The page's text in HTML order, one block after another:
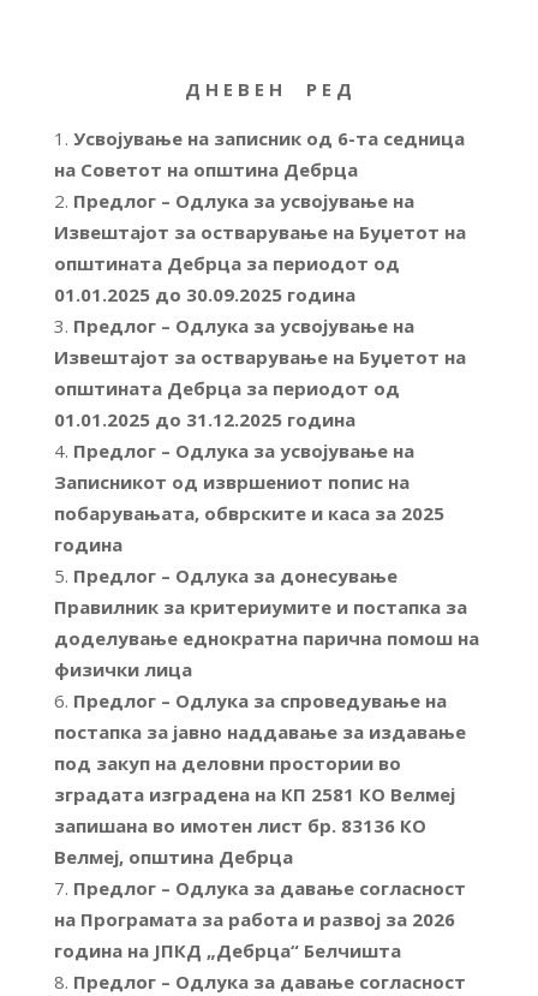
Д Н Е В Е Н Р Е Д
Усвојување на записник од 6-та седница
на Советот на општина Дебрца
Предлог – Одлука за усвојување на
Извештајот за остварување на Буџетот на
општината Дебрца за периодот од
01.01.2025 до 30.09.2025 година
Предлог – Одлука за усвојување на
Извештајот за остварување на Буџетот на
општината Дебрца за периодот од
01.01.2025 до 31.12.2025 година
Предлог – Одлука за усвојување на
Записникот од извршениот попис на
побарувањата, обврските и каса за 2025
година
Предлог – Одлука за донесување
Правилник за критериумите и постапка за
доделување еднократна парична помош на
физички лица
Предлог – Одлука за спроведување на
постапка за јавно наддавање за издавање
под закуп на деловни простории во
зградата изградена на КП 2581 КО Велмеј
запишана во имотен лист бр. 83136 КО
Велмеј, општина Дебрца
Предлог – Одлука за давање согласност
на Програмата за работа и развој за 2026
година на ЈПКД „Дебрца“ Белчишта
Предлог – Одлука за давање согласност